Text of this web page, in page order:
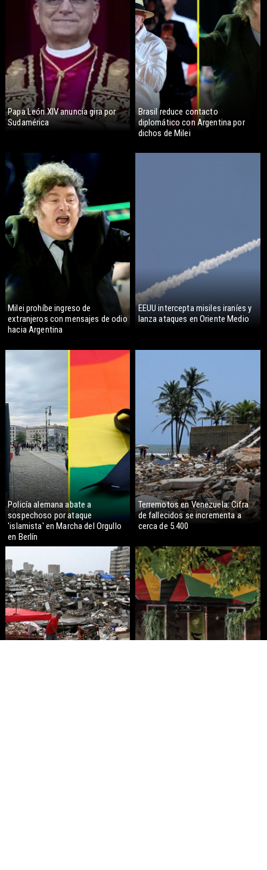
Papa León XIV anuncia gira por
Sudamérica
Brasil reduce contacto
diplomático con Argentina por
dichos de Milei
Milei prohíbe ingreso de
extranjeros con mensajes de odio
hacia Argentina
EEUU intercepta misiles iraníes y
lanza ataques en Oriente Medio
Policía alemana abate a
sospechoso por ataque
'islamista' en Marcha del Orgullo
en Berlín
Terremotos en Venezuela: Cifra
de fallecidos se incrementa a
cerca de 5.400